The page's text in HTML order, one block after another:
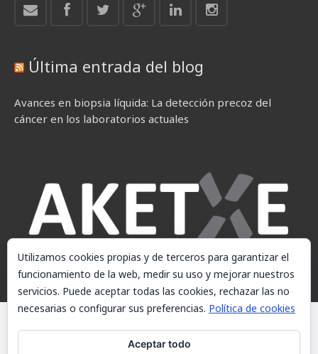
Última entrada del blog
Avances en biopsia líquida: La detección precoz del
cáncer en los laboratorios actuales
© AKETXE Consulting, S.L. - Este sitio web utiliza cookies, consulte
nuestra Política de cookies.
Utilizamos cookies propias y de terceros para garantizar el
funcionamiento de la web, medir su uso y mejorar nuestros
servicios. Puede aceptar todas las cookies, rechazar las no
necesarias o configurar sus preferencias. Política de cookies
Aceptar todo